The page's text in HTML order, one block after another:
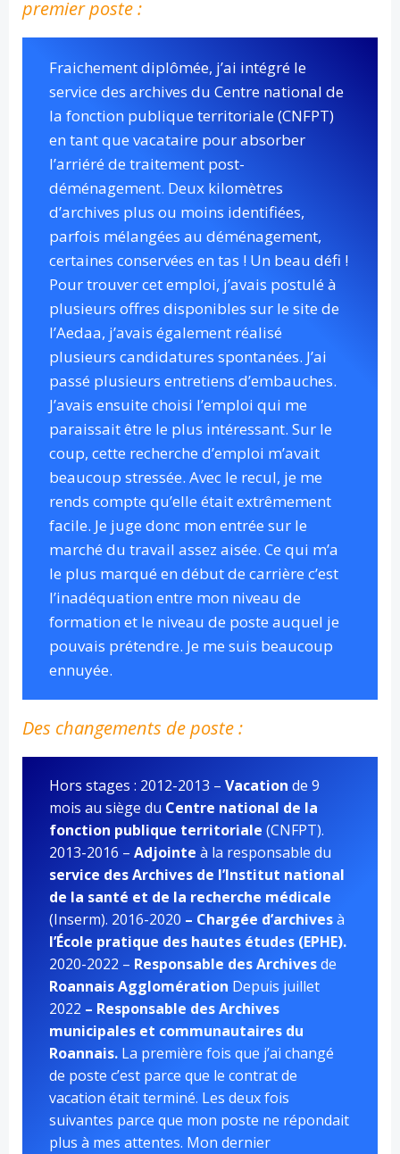
premier poste :
Fraichement diplômée, j’ai intégré le
service des archives du Centre national de
la fonction publique territoriale (CNFPT)
en tant que vacataire pour absorber
l’arriéré de traitement post-
déménagement. Deux kilomètres
d’archives plus ou moins identifiées,
parfois mélangées au déménagement,
certaines conservées en tas ! Un beau défi !
Pour trouver cet emploi, j’avais postulé à
plusieurs offres disponibles sur le site de
l’Aedaa, j’avais également réalisé
plusieurs candidatures spontanées. J’ai
passé plusieurs entretiens d’embauches.
J’avais ensuite choisi l’emploi qui me
paraissait être le plus intéressant. Sur le
coup, cette recherche d’emploi m’avait
beaucoup stressée. Avec le recul, je me
rends compte qu’elle était extrêmement
facile. Je juge donc mon entrée sur le
marché du travail assez aisée. Ce qui m’a
le plus marqué en début de carrière c’est
l’inadéquation entre mon niveau de
formation et le niveau de poste auquel je
pouvais prétendre. Je me suis beaucoup
ennuyée.
Des changements de poste :
Hors stages : 2012-2013 – Vacation de 9
mois au siège du Centre national de la
fonction publique territoriale (CNFPT).
2013-2016 – Adjointe à la responsable du
service des Archives de l’Institut national
de la santé et de la recherche médicale
(Inserm). 2016-2020 – Chargée d’archivesà
l’École pratique des hautes études (EPHE).
2020-2022 – Responsable des Archivesde
Roannais Agglomération Depuis juillet
2022 – Responsable des Archives
municipales et communautaires du
Roannais. La première fois que j’ai changé
de poste c’est parce que le contrat de
vacation était terminé. Les deux fois
suivantes parce que mon poste ne répondait
plus à mes attentes. Mon dernier